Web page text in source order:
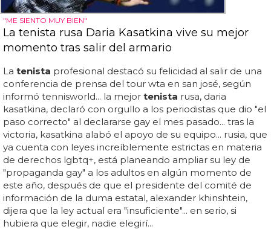
"ME SIENTO MUY BIEN"
La tenista rusa Daria Kasatkina vive su mejor
momento tras salir del armario
La tenista profesional destacó su felicidad al salir de una
conferencia de prensa del tour wta en san josé, según
informó tennisworld... la mejor tenista rusa, daria
kasatkina, declaró con orgullo a los periodistas que dio "el
paso correcto" al declararse gay el mes pasado... tras la
victoria, kasatkina alabó el apoyo de su equipo... rusia, que
ya cuenta con leyes increíblemente estrictas en materia
de derechos lgbtq+, está planeando ampliar su ley de
"propaganda gay" a los adultos en algún momento de
este año, después de que el presidente del comité de
información de la duma estatal, alexander khinshtein,
dijera que la ley actual era "insuficiente"... en serio, si
hubiera que elegir, nadie elegirí...